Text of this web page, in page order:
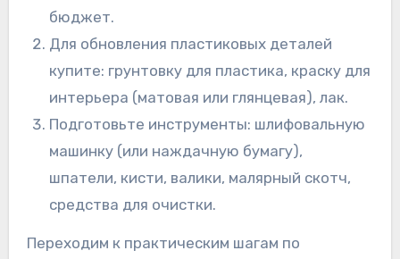
бюджет.
Для обновления пластиковых деталей
купите: грунтовку для пластика, краску для
интерьера (матовая или глянцевая), лак.
Подготовьте инструменты: шлифовальную
машинку (или наждачную бумагу),
шпатели, кисти, валики, малярный скотч,
средства для очистки.
Переходим к практическим шагам по